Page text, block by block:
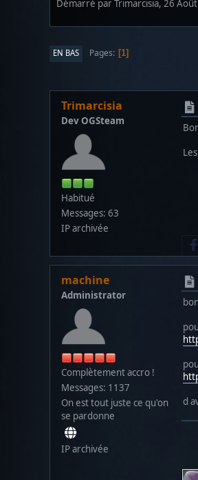
Démarré par Trimarcisia, 26
EN BAS Pages 1
Trimarcisia
Dev OGSteam
Habitué
Messages: 63
IP archivée
machine
Administrator
Complètement accro !
Messages: 1137
On est tout juste ce qu'on
se pardonne
IP archivée
d